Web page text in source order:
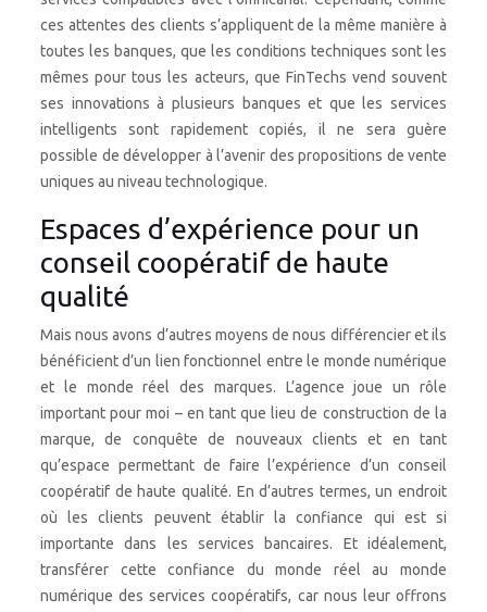
ces attentes des clients s’appliquent de la même manière à
toutes les banques, que les conditions techniques sont les
mêmes pour tous les acteurs, que FinTechs vend souvent
ses innovations à plusieurs banques et que les services
intelligents sont rapidement copiés, il ne sera guère
possible de développer à l’avenir des propositions de vente
uniques au niveau technologique.
Espaces d’expérience pour un
conseil coopératif de haute
qualité
Mais nous avons d’autres moyens de nous différencier et ils
bénéficient d’un lien fonctionnel entre le monde numérique
et le monde réel des marques. L’agence joue un rôle
important pour moi – en tant que lieu de construction de la
marque, de conquête de nouveaux clients et en tant
qu’espace permettant de faire l’expérience d’un conseil
coopératif de haute qualité. En d’autres termes, un endroit
où les clients peuvent établir la confiance qui est si
importante dans les services bancaires. Et idéalement,
transférer cette confiance du monde réel au monde
numérique des services coopératifs, car nous leur offrons